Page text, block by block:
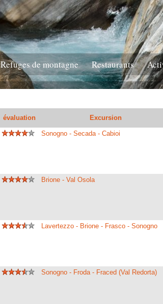
Refuges de montagne Restaurants
évaluation Excursion
Sonogno - Secada - Cabioi
Brione - Val Osola
Lavertezzo - Brione - Frasco - Sonogno
Sonogno - Froda - Fraced (Val Redorta)